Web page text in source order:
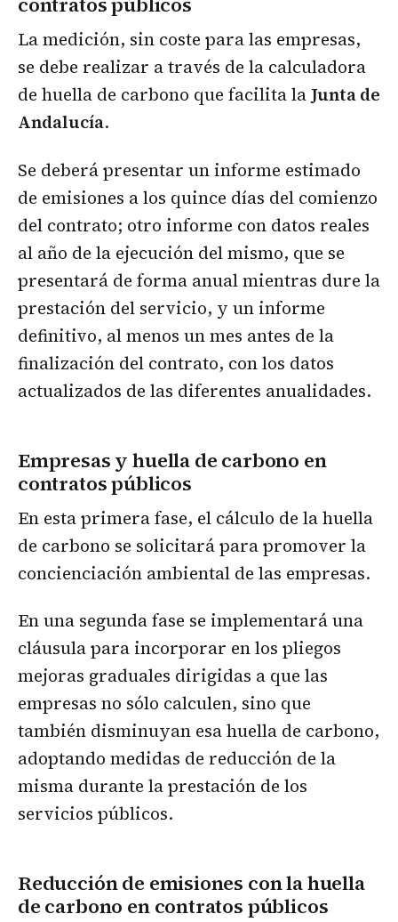
La medición, sin coste para las empresas,
se debe realizar a través de la calculadora
de huella de carbono que facilita la Junta de
Andalucía.
Se deberá presentar un informe estimado
de emisiones a los quince días del comienzo
del contrato; otro informe con datos reales
al año de la ejecución del mismo, que se
presentará de forma anual mientras dure la
prestación del servicio, y un informe
definitivo, al menos un mes antes de la
finalización del contrato, con los datos
actualizados de las diferentes anualidades.
Empresas y huella de carbono en
contratos públicos
En esta primera fase, el cálculo de la huella
de carbono se solicitará para promover la
concienciación ambiental de las empresas.
En una segunda fase se implementará una
cláusula para incorporar en los pliegos
mejoras graduales dirigidas a que las
empresas no sólo calculen, sino que
también disminuyan esa huella de carbono,
adoptando medidas de reducción de la
misma durante la prestación de los
servicios públicos.
Reducción de emisiones con la huella
de carbono en contratos públicos